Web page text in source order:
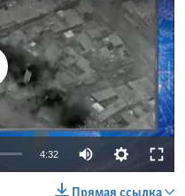
available
4:32